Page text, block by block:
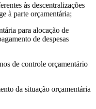
às descentralizações
à parte orçamentária;
para alocação de
de despesas
de controle orçamentário
da situação orçamentária